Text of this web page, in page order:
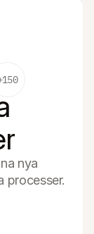
nya
processer.